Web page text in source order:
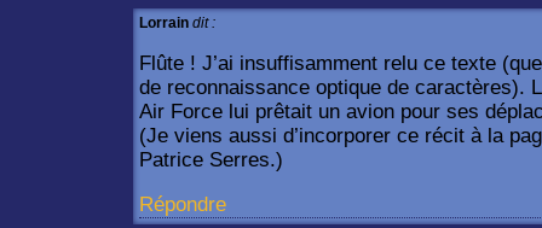
Lorrain dit :
Flûte ! J’ai insuffisamment relu ce texte
de reconnaissance optique de caractères).
Air Force lui prêtait un avion pour ses
(Je viens aussi d’incorporer ce récit à la
Patrice Serres.)
Répondre